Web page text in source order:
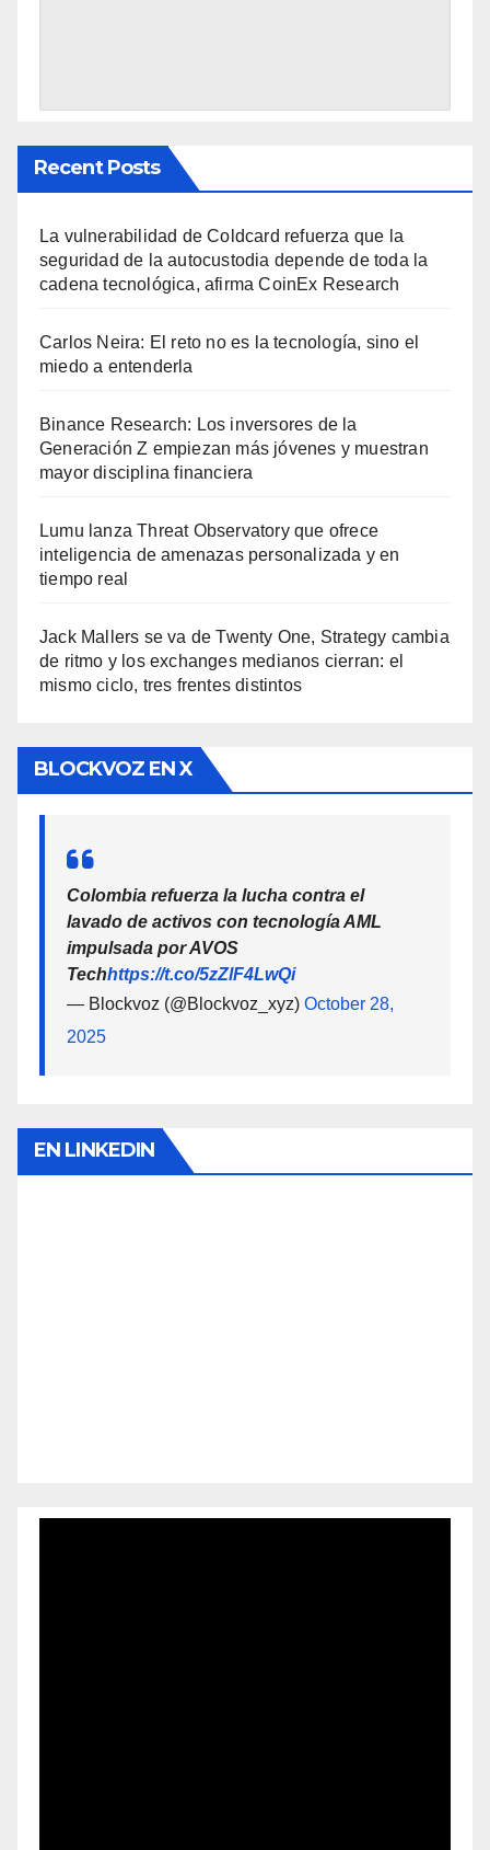
Recent Posts
La vulnerabilidad de Coldcard refuerza que la
seguridad de la autocustodia depende de toda la
cadena tecnológica, afirma CoinEx Research
Carlos Neira: El reto no es la tecnología, sino el
miedo a entenderla
Binance Research: Los inversores de la
Generación Z empiezan más jóvenes y muestran
mayor disciplina financiera
Lumu lanza Threat Observatory que ofrece
inteligencia de amenazas personalizada y en
tiempo real
Jack Mallers se va de Twenty One, Strategy cambia
de ritmo y los exchanges medianos cierran: el
mismo ciclo, tres frentes distintos
BLOCKVOZ EN X
Colombia refuerza la lucha contra el
lavado de activos con tecnología AML
impulsada por AVOS
Techhttps://t.co/5zZlF4LwQi
— Blockvoz (@Blockvoz_xyz) October 28,
2025
EN LINKEDIN